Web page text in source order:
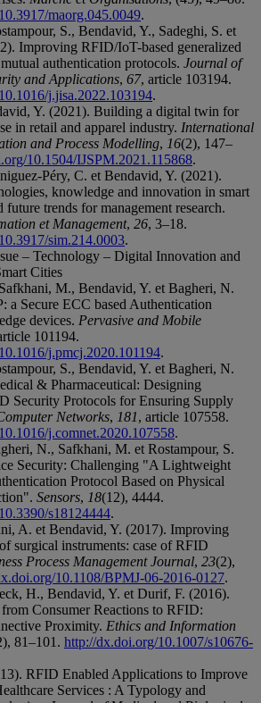
maorg.045.0049.
S., Bendavid, Y., Sadeghi, S. et
Improving RFID/IoT-based generalized
authentication protocols. Journal of
and Applications, 67, article 103194.
j.jisa.2022.103194.
Y. (2021). Building a digital twin for
in retail and apparel industry. International
and Process Modelling, 16(2), 147–
10.1504/IJSPM.2021.115868.
Péry, C. et Bendavid, Y. (2021).
knowledge and innovation in smart
future trends for management research.
et Management, 26, 3–18.
sim.214.0003.
– Technology – Digital Innovation and
Cities
M., Bendavid, Y. et Bagheri, N.
a Secure ECC based Authentication
devices. Pervasive and Mobile
101194.
j.pmcj.2020.101194.
S., Bendavid, Y. et Bagheri, N.
& Pharmaceutical: Designing
Security Protocols for Ensuring Supply
Networks, 181, article 107558.
j.comnet.2020.107558.
N., Safkhani, M. et Rostampour, S.
Security: Challenging "A Lightweight
Protocol Based on Physical
Sensors, 18(12), 4444.
s18124444.
A. et Bendavid, Y. (2017). Improving
surgical instruments: case of RFID
Process Management Journal, 23(2),
10.1108/BPMJ-06-2016-0127.
H., Bendavid, Y. et Durif, F. (2016).
Consumer Reactions to RFID:
Proximity. Ethics and Information
81–101. http://dx.doi.org/10.1007/s10676-
RFID Enabled Applications to Improve
Services : A Typology and